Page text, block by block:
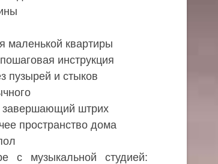
маленькой квартиры
инструкция
пузырей и стыков
завершающий штрих
пространство дома
с музыкальной студией: